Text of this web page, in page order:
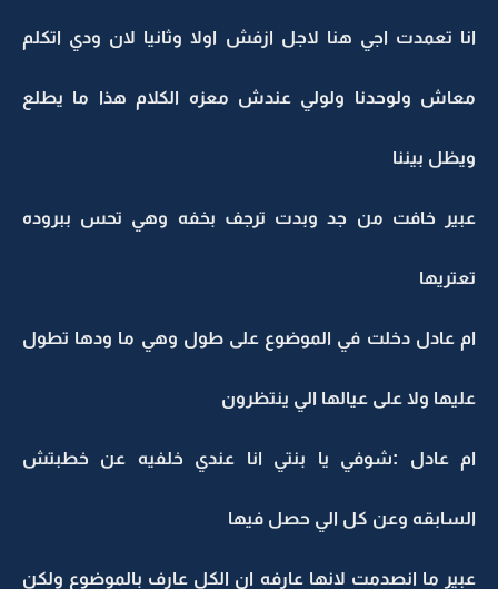
انا تعمدت اجي هنا لاجل ازفش اولا وثانيا لان ودي اتكلم
معاش ولوحدنا ولولي عندش معزه الكلام هذا ما يطلع
ويظل بيننا
عبير خافت من جد وبدت ترجف بخفه وهي تحس ببروده
تعتريها
ام عادل دخلت في الموضوع على طول وهي ما ودها تطول
عليها ولا على عيالها الي ينتظرون
ام عادل :شوفي يا بنتي انا عندي خلفيه عن خطبتش
السابقه وعن كل الي حصل فيها
عبير ما انصدمت لانها عارفه ان الكل عارف بالموضوع ولكن